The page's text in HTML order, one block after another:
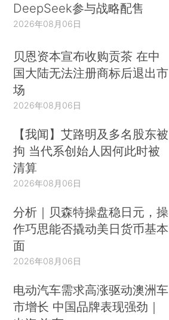
DeepSeek参与战略配售
2026年08月06日
贝恩资本宣布收购贡茶 在中
国大陆无法注册商标后退出市
场
2026年08月06日
【我闻】艾路明及多名股东被
拘 当代系创始人因何此时被
清算
2026年08月06日
分析｜贝森特操盘稳日元，操
作巧思能否撬动美日货币基本
面
2026年08月06日
电动汽车需求高涨驱动澳洲车
市增长 中国品牌表现强劲｜